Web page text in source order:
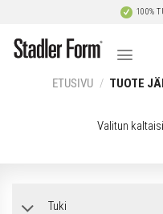
content
100%
ETUSIVU / TUOTE
Valitun
Tuki